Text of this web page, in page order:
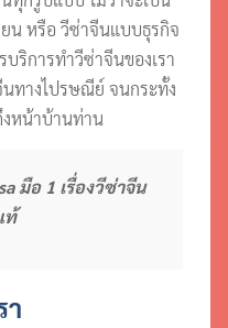
น หรือ วีซ่าจีนแบบธุรกิจ
ริการทำวีซ่าจีนของเรา
ทางไปรษณีย์ จนกระทั้ง
หน้าบ้านท่าน
มือ 1 เรื่องวีซ่าจีน
ท้